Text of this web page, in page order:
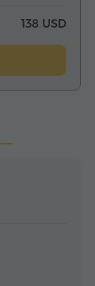
138 USD